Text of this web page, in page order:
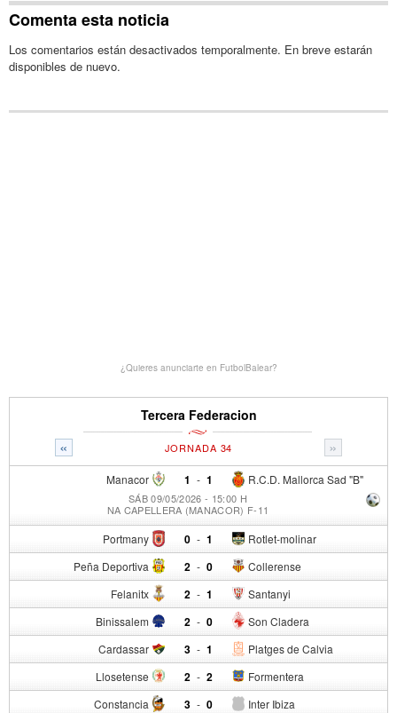
Comenta esta noticia
Los comentarios están desactivados temporalmente. En breve estarán
disponibles de nuevo.
¿Quieres anunciarte en FutbolBalear?
Tercera Federacion
« »
JORNADA 34
Manacor 1 - R.C.D. Mallorca Sad "B"
1
SÁB 09/05/2026 - 15:00 H
NA CAPELLERA (MANACOR) F-11
Portmany 0 - Rotlet-molinar
1
Peña Deportiva 2 - Collerense
0
Felanitx 2 - Santanyi
1
Binissalem 2 - Son Cladera
0
Cardassar 3 - Platges de Calvia
1
Llosetense 2 - Formentera
2
Constancia 3 - Inter Ibiza
0